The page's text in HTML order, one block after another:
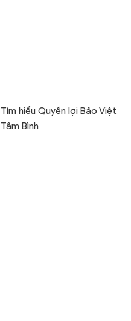
Tìm hiểu Quyền lợi Bảo Việt
Tâm Bình